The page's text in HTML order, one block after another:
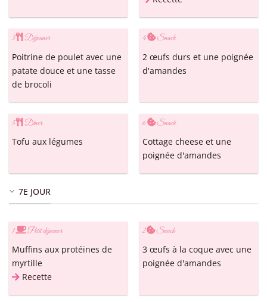
3 Déjeuner
Poitrine de poulet avec une
patate douce et une tasse
de brocoli
4 Snack
2 œufs durs et une poignée
d'amandes
5 Dîner
Tofu aux légumes
6 Snack
Cottage cheese et une
poignée d'amandes
7E JOUR
1 Petit déjeuner
Muffins aux protéines de
myrtille
Recette
2 Snack
3 œufs à la coque avec une
poignée d'amandes